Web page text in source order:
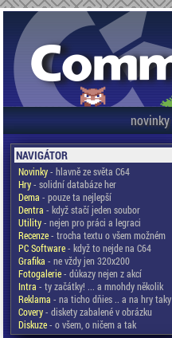
novinky
NAVIGÁTOR
Novinky- hlavně ze světa C64
Hry- solidní databáze her
Dema - pouze ta nejlepší
Dentra - když stačí jeden soubor
Utility- nejen pro práci a legraci
Recenze- trocha textu o všem možném
PC Software- když to nejde na C64
Grafika - ne vždy jen 320x200
Fotogalerie- důkazy nejen z akcí
Intra - ty začátky! ... a mnohdy několik
Reklama - na ticho dňies .. a na hry taky
Covery- diskety zabalené v obrázku
Diskuze- o všem, o ničem a tak